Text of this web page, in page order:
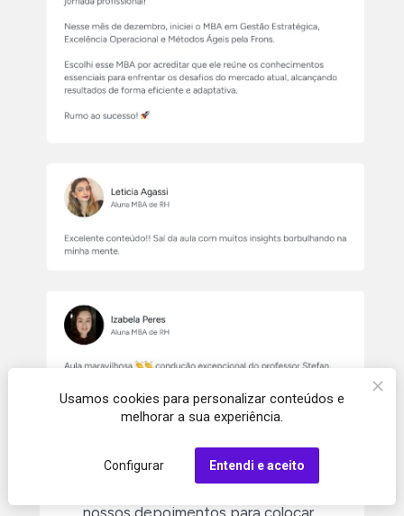
nossos depoimentos para colocar
Usamos cookies para personalizar conteúdos e
melhorar a sua experiência.
Configurar Entendi e aceito